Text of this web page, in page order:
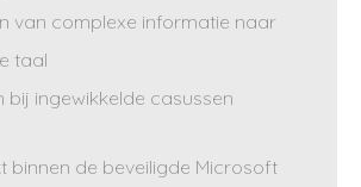
van complexe informatie naar
taal
bij ingewikkelde casussen
binnen de beveiligde Microsoft